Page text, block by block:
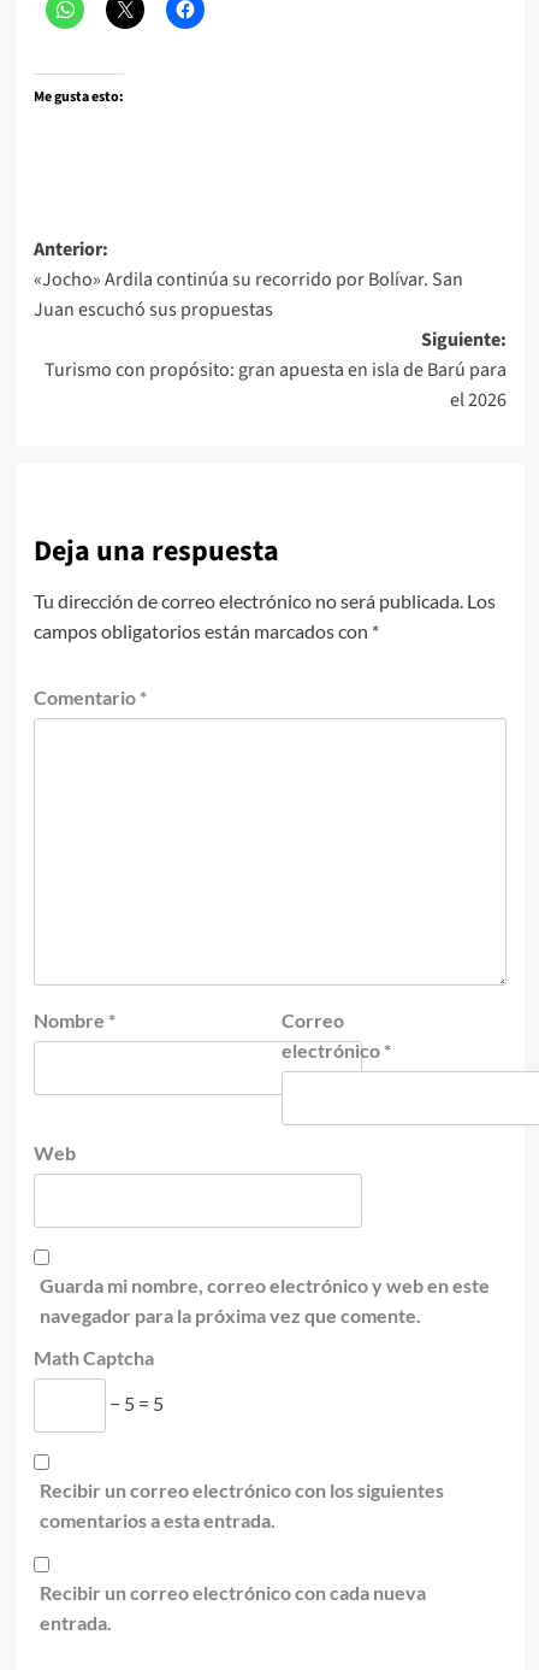
Me gusta esto:
Navegación
de
entradas
Anterior:
«Jocho» Ardila continúa su recorrido por Bolívar. San
Juan escuchó sus propuestas
Siguiente:
Turismo con propósito: gran apuesta en isla de Barú para
el 2026
Deja una respuesta
Tu dirección de correo electrónico no será publicada. Los
campos obligatorios están marcados con *
Comentario *
Nombre *
Correo
electrónico *
Web
Guarda mi nombre, correo electrónico y web en este
navegador para la próxima vez que comente.
Math Captcha
− 5 = 5
Recibir un correo electrónico con los siguientes
comentarios a esta entrada.
Recibir un correo electrónico con cada nueva
entrada.